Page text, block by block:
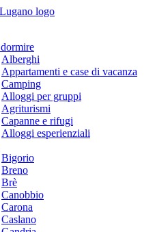
Alberghi
Appartamenti e case di vacanza
Camping
Alloggi per gruppi
Agriturismi
Capanne e rifugi
Alloggi esperienziali
Bigorio
Breno
Brè
Canobbio
Carona
Caslano